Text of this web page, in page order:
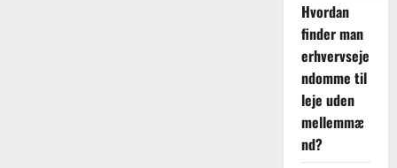
Hvordan
finder man
erhvervseje
ndomme til
leje uden
mellemmæ
nd?